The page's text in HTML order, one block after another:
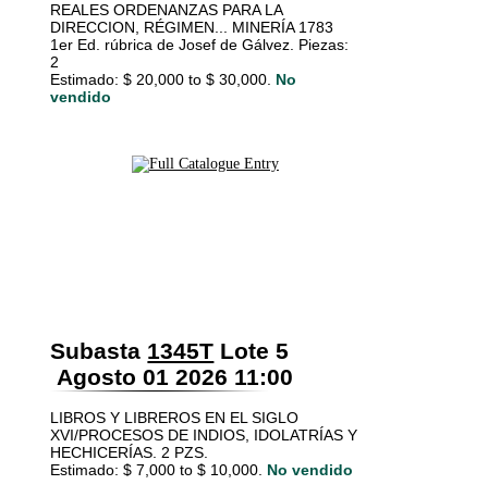
REALES ORDENANZAS PARA LA
DIRECCION, RÉGIMEN... MINERÍA 1783
1er Ed. rúbrica de Josef de Gálvez. Piezas:
2
Estimado: $ 20,000 to $ 30,000. No
vendido
Subasta 1345T Lote 5
Agosto 01 2026 11:00
LIBROS Y LIBREROS EN EL SIGLO
XVI/PROCESOS DE INDIOS, IDOLATRÍAS Y
HECHICERÍAS. 2 PZS.
Estimado: $ 7,000 to $ 10,000. No vendido